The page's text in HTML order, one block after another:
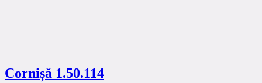
Cornișă 1.50.114